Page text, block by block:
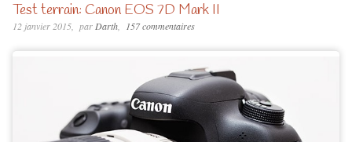
Test terrain: Canon EOS 7D Mark II
12 janvier 2015 par Darth 157 commentaires